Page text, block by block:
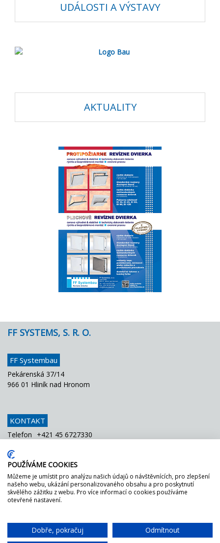
UDÁLOSTI A VÝSTAVY
AKTUALITY
FF SYSTEMS, S. R. O.
FF Systembau
Pekárenská 37/14
966 01 Hliník nad Hronom
KONTAKT
Telefon
+421 45 6727330
E-Mail
FF MÁ ZELENOU!
Jednoduše
POUŽÍVÁME COOKIES
Můžeme je umístit pro analýzu našich údajů o návštěvnících, pro zlepšení
našeho webu, ukázání personalizovaného obsahu a pro poskytnutí
skvělého zážitku z webu. Pro více informací o cookies používáme
otevřené nastavení.
Dobře, pokračuj Odmítnout